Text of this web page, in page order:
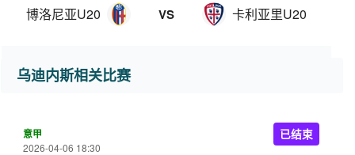
博洛尼亚U20 VS 卡利亚里U20
乌迪内斯相关比赛
意甲
2026-04-06 18:30
已结束